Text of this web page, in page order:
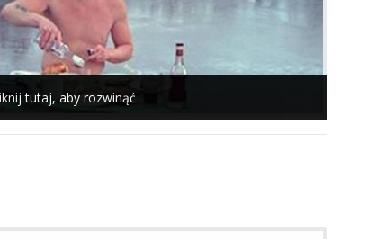
tutaj, aby rozwinąć